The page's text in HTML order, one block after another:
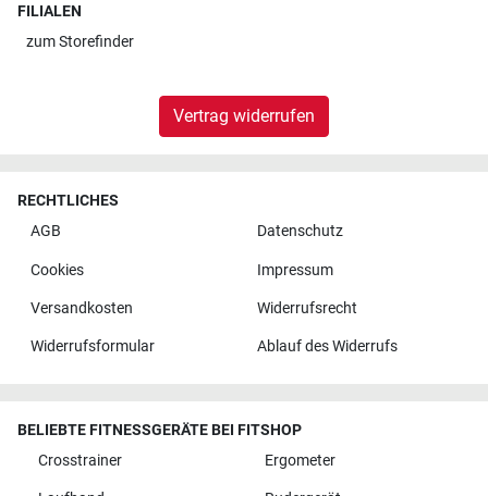
FILIALEN
zumStorefinder
Vertrag widerrufen
RECHTLICHES
AGB
Datenschutz
Cookies Impressum
Versandkosten Widerrufsrecht
Widerrufsformular Ablauf des Widerrufs
BELIEBTE FITNESSGERÄTE BEI FITSHOP
Crosstrainer
Ergometer